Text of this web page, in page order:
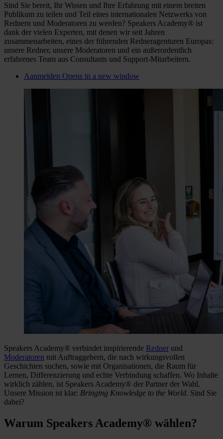
Sind Sie bereit, Ihr Wissen und Ihre Erfahrung mit einem breiten
Publikum zu teilen und Teil eines internationalen Netzwerks von
Rednern und Moderatoren zu werden? Speakers Academy® ist
dank der vielen Experten, mit denen wir seit Jahren
zusammenarbeiten, eines der führenden Redneragenturen Europas:
unsere Redner, unsere Moderatoren und ein außerordentlich
erfahrenes Team aus Consultants und Support-Mitarbeitern.
Aanmelden Opens in a new window
Speakers Academy® verbindet inspirierende Redner und
Moderatoren mit Auftraggebern, die nach wirkungsvollen
Geschichten suchen, sowie mit Organisationen, die Raum für
Lernen, Differenzierung und echte Verbindung schaffen. Wo Inhalte
wirklich zählen, ist Speakers Academy® der Partner der Wahl.
Unsere Mission ist klar: Bringing Knowledge to the World. Sind Sie
dabei?
Warum Speakers Academy® wählen?